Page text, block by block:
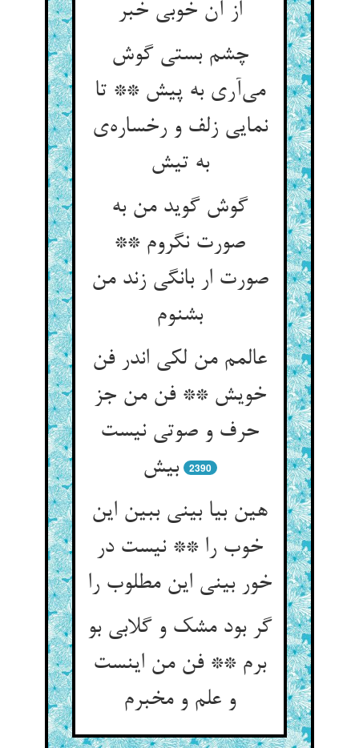
از آن خوبی خبر
چشم بستی گوش
می‌آری به پیش ** تا
نمایی زلف و رخساره‌ی
به تیش
گوش گوید من به
صورت نگروم **
صورت ار بانگی زند من
بشنوم
عالمم من لکی اندر فن
خویش ** فن من جز
حرف و صوتی نیست
بیش
2390
هین بیا بینی ببین این
خوب را ** نیست در
خور بینی این مطلوب را
گر بود مشک و گلابی بو
برم ** فن من اینست
و علم و مخبرم